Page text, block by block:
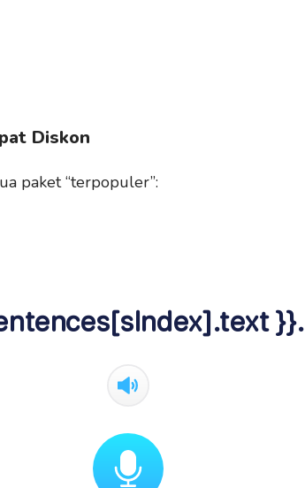
Diskon
paket “terpopuler”:
}}.